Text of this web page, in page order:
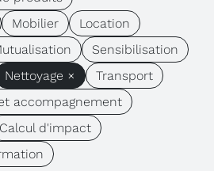
Mobilier
Location
Sensibilisation
Nettoyage ×
Transport
accompagnement
Calcul d'impact